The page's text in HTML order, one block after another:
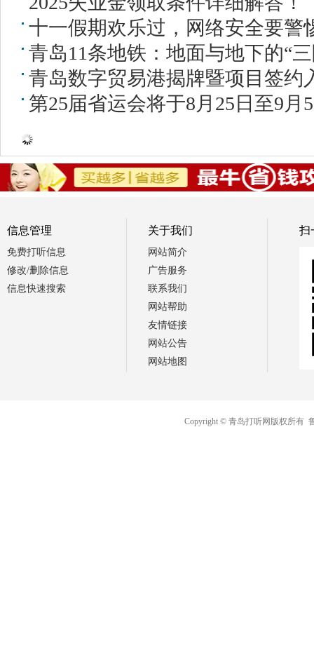
十一假期欢乐过，网络安全要警
青岛11条地铁：地面与地下的“
青岛数字贸易港揭牌暨项目签约
第25届省运会将于8月25日至9
信息管理
免费打听信息
修改/删除信息
信息快速搜索
关于我们
网站简介
广告服务
联系我们
网站帮助
友情链接
网站公告
网站地图
扫
Copyright © 青岛打听网版权所有